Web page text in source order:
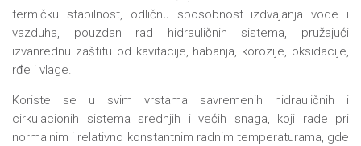
termičku stabilnost, odličnu sposobnost izdvajanja vode i
vazduha, pouzdan rad hidrauličnih sistema, pružajući
izvanrednu zaštitu od kavitacije, habanja, korozije, oksidacije,
rđe i vlage.
Koriste se u svim vrstama savremenih hidrauličnih i
cirkulacionih sistema srednjih i većih snaga, koji rade pri
normalnim i relativno konstantnim radnim temperaturama, gde